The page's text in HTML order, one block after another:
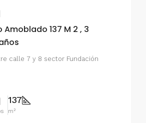
137 M 2 , 3
calle 7 y 8 sector Fundación
137
m²